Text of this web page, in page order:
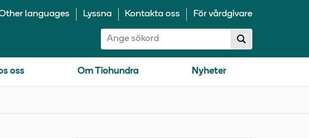
languages Lyssna Kontakta oss För vårdgivare
Sök på 10100:
sökförslag
Sök
oss Om Tiohundra Nyheter